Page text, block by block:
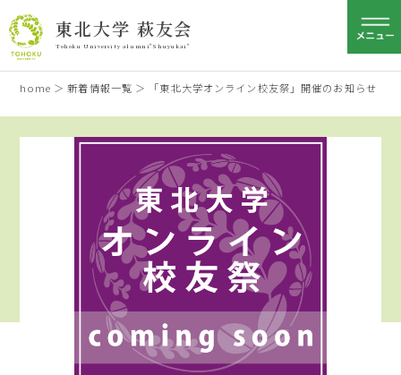
東北大学 萩友会
Tohoku University alumni"Shuyukai"
home ＞新着情報一覧 ＞ 「東北大学オンライン校友祭」開催のお知らせ